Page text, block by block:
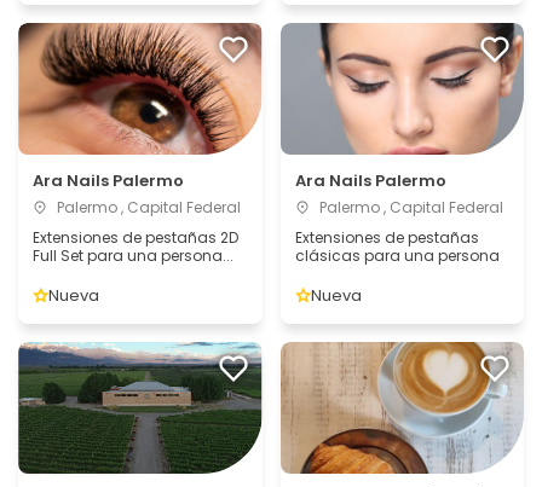
Ara Nails Palermo
Palermo , Capital Federal
Extensiones de pestañas 2D
Full Set para una persona...
Nueva
Ara Nails Palermo
Palermo , Capital Federal
Extensiones de pestañas
clásicas para una persona
Nueva